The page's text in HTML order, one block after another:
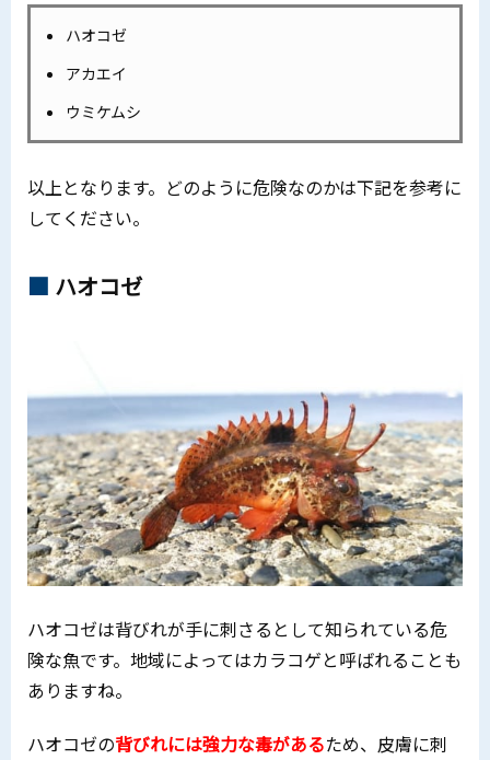
ハオコゼ
アカエイ
ウミケムシ
以上となります。どのように危険なのかは下記を参考に
してください。
ハオコゼ
ハオコゼは背びれが手に刺さるとして知られている危
険な魚です。地域によってはカラコゲと呼ばれることも
ありますね。
ハオコゼの背びれには強力な毒があるため、皮膚に刺